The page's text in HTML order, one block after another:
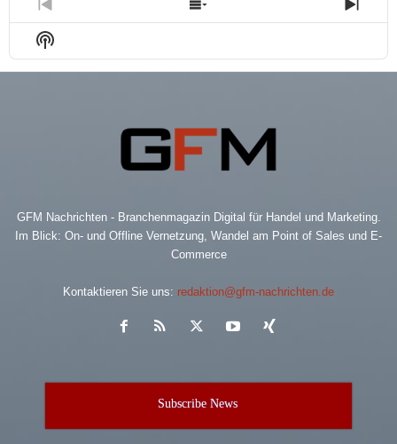
Previous
Episode
Show
Episodes
Next
Show
Podcast
Information
GFM Nachrichten - Branchenmagazin Digital für Handel und Marketing.
Im Blick: On- und Offline Vernetzung, Wandel am Point of Sales und E-
Commerce
Kontaktieren Sie uns: redaktion@gfm-nachrichten.de
Subscribe News